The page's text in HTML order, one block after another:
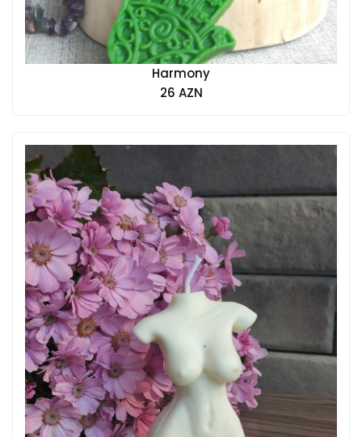
Harmony
26 AZN